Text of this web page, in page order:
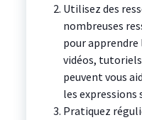
Utilisez des
nombreuses
pour apprendre
vidéos,
peuvent vous
les expressions
Pratiquez